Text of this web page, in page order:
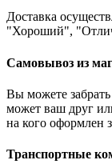
Доставка
"Хороший",
Самовывоз из
Вы можете
может ваш друг
на кого оформлен
Транспортные